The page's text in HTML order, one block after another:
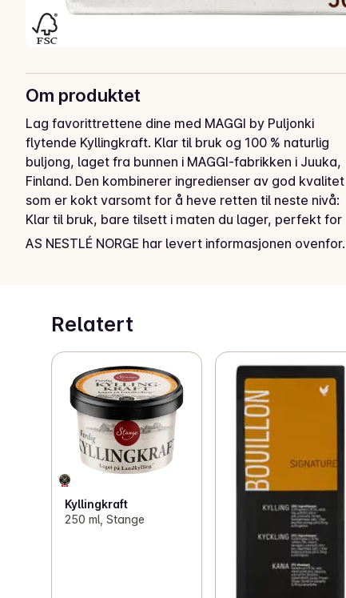
Om produktet
Lag favorittrettene dine med MAGGI by Puljonki
flytende Kyllingkraft. Klar til bruk og 100 % naturlig
buljong, laget fra bunnen i MAGGI-fabrikken i Juuka,
Finland. Den kombinerer ingredienser av god kvalitet
som er kokt varsomt for å heve retten til neste nivå:
Klar til bruk, bare tilsett i maten du lager, perfekt for
alle slags retter som supper, stuinger, sauser, risotto
løpet av få dager eller fryses i for eksempel isbitbrett.
For oppskriftsinspirasjon, sjekk
Instagram.com/maggi_suomi /
Instagram.com/maggi_norge
AS NESTLÉ NORGE har levert informasjonen ovenfor.
Relatert
Kyllingkraft
250 ml, Stange